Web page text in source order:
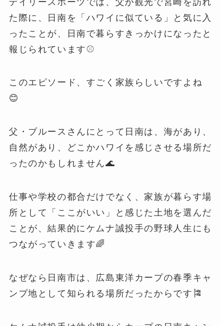
た際に、日南を「ハワイに似ている」と気に入
ったことが、日南で暮らすきっかけになったと
報じられています⚾️
このエピソード、すごく家族らしいですよね
😊
父・ブルースさんにとって日南は、海があり、
自然があり、どこかハワイを感じさせる場所だ
ったのかもしれません🌊
仕事や学校の都合だけでなく、家族が暮らす場
所として「ここがいい」と感じた土地を選んだ
ことが、結果的にケムナ誠投手の野球人生にも
つながっていきます🌈
なぜなら日南市は、広島東洋カープの春季キャ
ンプ地として知られる場所だったからです🎏